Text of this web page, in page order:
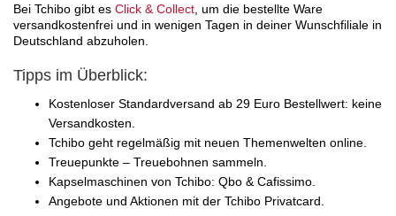
Bei Tchibo gibt es Click & Collect , um die bestellte Ware
versandkostenfrei und in wenigen Tagen in deiner Wunschfiliale in
Deutschland abzuholen.
Tipps im Überblick:
Kostenloser Standardversand ab 29 Euro Bestellwert: keine
Versandkosten.
Tchibo geht regelmäßig mit neuen Themenwelten online.
Treuepunkte – Treuebohnen sammeln.
Kapselmaschinen von Tchibo: Qbo & Cafissimo.
Angebote und Aktionen mit der Tchibo Privatcard.